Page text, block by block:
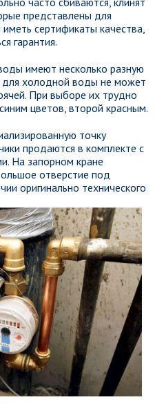
представлены для
сертификаты качества,
гарантия.
имеют несколько разную
для холодной воды не может
При выборе их трудно
цветов, второй красным.
точку
продаются в комплекте с
На запорном кране
отверстие под
оригинально технического